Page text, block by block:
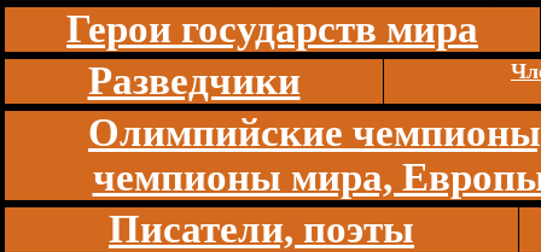
Герои государств мира
Разведчики
Олимпийские
чемпионы мира,
Писатели, поэты